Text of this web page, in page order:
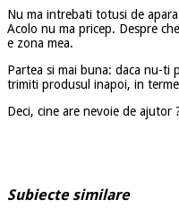
Nu ma intrebati totusi de
Acolo nu ma pricep. Despre
e zona mea.
Partea si mai buna: daca nu-ti
trimiti produsul inapoi, in
Deci, cine are nevoie de ajutor
Subiecte similare